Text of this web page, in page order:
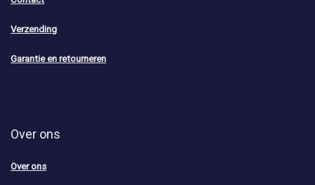
Verzending
Garantie en retourneren
Over ons
Over ons